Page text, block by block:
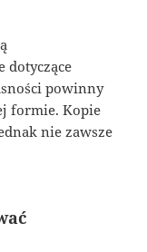
dotyczące
powinny
formie. Kopie
nie zawsze